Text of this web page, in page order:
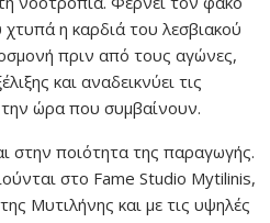
η καρδιά του λεσβιακού
πριν από τους αγώνες,
και αναδεικνύει τις
ώρα που συμβαίνουν.
στην ποιότητα της παραγωγής.
στο Fame Studio Mytilinis,
Μυτιλήνης και με τις υψηλές